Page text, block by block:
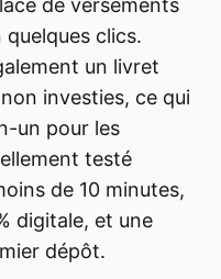
de versements
clics.
un livret
investies, ce qui
un pour les
testé
de 10 minutes,
digitale, et une
dépôt.